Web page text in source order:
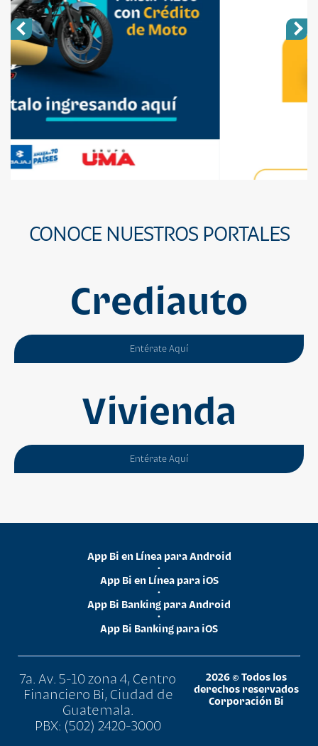
CONOCE NUESTROS PORTALES
Crediauto
Entérate Aquí
Vivienda
Entérate Aquí
App Bi en Línea para Android
•
App Bi en Línea para iOS
•
App Bi Banking para Android
•
App Bi Banking para iOS
7a. Av. 5-10 zona 4, Centro
Financiero Bi, Ciudad de
Guatemala.
PBX: (502) 2420-3000
2026 © Todos los
derechos reservados
Corporación Bi